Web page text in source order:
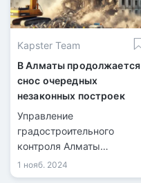
Kapster Team
В Алматы продолжается
снос очередных
незаконных построек
Управление
градостроительного
контроля Алматы
продолжает снос
незаконных построек,
1 нояб. 2024